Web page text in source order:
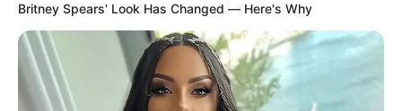
ACTIVAR AHORA
Britney Spears' Look Has Changed — Here's Why